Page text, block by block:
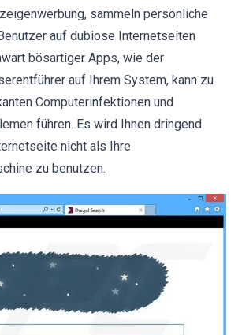
sammeln persönliche
auf dubiose Internetseiten
bösartiger Apps, wie der
auf Ihrem System, kann zu
Computerinfektionen und
führen. Es wird Ihnen dringend
nicht als Ihre
zu benutzen.